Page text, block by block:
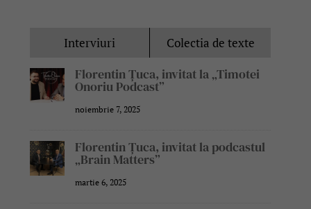
Interviuri Colectia de texte
Florentin Țuca, invitat la „Timotei
Onoriu Podcast”
noiembrie 7, 2025
Florentin Țuca, invitat la podcastul
„Brain Matters”
martie 6, 2025